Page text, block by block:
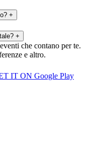
+
+
che contano per te.
e altro.
IT ON Google Play